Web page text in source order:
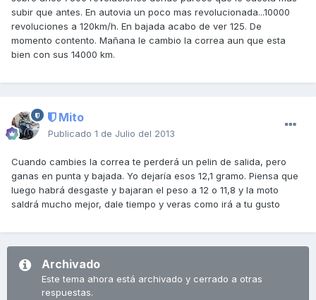
subir que antes. En autovia un poco mas revolucionada...10000
revoluciones a 120km/h. En bajada acabo de ver 125. De
momento contento. Mañana le cambio la correa aun que esta
bien con sus 14000 km.
Mito
Publicado 1 de Julio del 2013
Cuando cambies la correa te perderá un pelin de salida, pero
ganas en punta y bajada. Yo dejaría esos 12,1 gramo. Piensa que
luego habrá desgaste y bajaran el peso a 12 o 11,8 y la moto
saldrá mucho mejor, dale tiempo y veras como irá a tu gusto
Archivado
Este tema ahora está archivado y cerrado a otras
respuestas.